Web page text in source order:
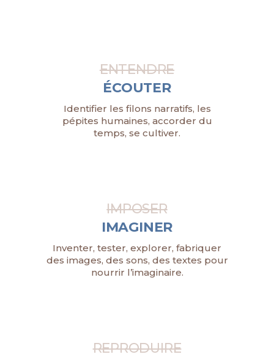
ENTENDRE
ÉCOUTER
Identifier les filons narratifs, les
pépites humaines, accorder du
temps, se cultiver.
IMPOSER
IMAGINER
Inventer, tester, explorer, fabriquer
des images, des sons, des textes pour
nourrir l’imaginaire.
REPRODUIRE